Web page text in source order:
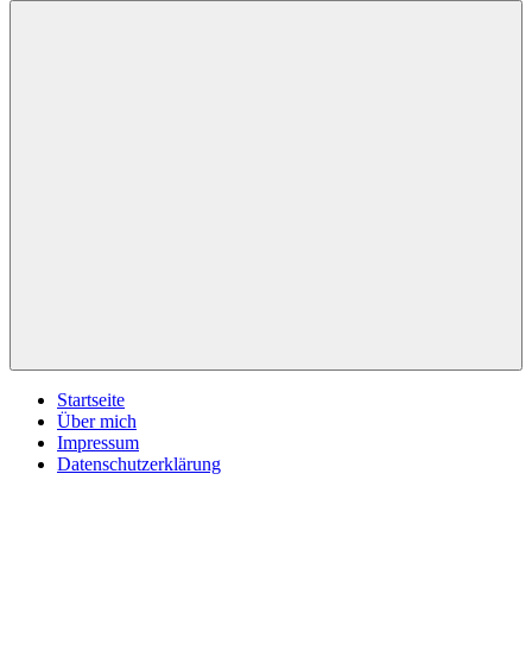
Startseite
Über mich
Impressum
Datenschutzerklärung